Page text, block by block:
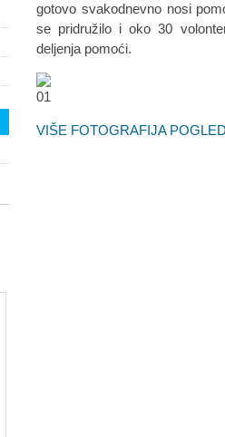
gotovo svakodnevno nosi
se pridružilo i oko 30
deljenja pomoći.
VIŠE FOTOGRAFIJA